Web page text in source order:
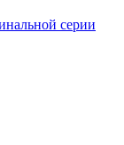
серии